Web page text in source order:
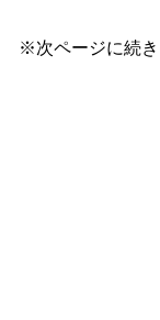
※次ページに続き